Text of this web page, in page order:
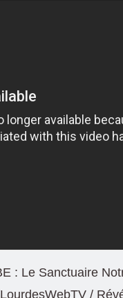
: Le Sanctuaire
/